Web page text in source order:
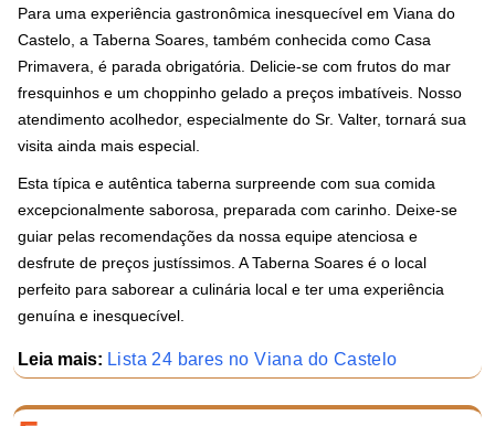
Para uma experiência gastronômica inesquecível em Viana do
Castelo, a Taberna Soares, também conhecida como Casa
Primavera, é parada obrigatória. Delicie-se com frutos do mar
fresquinhos e um choppinho gelado a preços imbatíveis. Nosso
atendimento acolhedor, especialmente do Sr. Valter, tornará sua
visita ainda mais especial.
Esta típica e autêntica taberna surpreende com sua comida
excepcionalmente saborosa, preparada com carinho. Deixe-se
guiar pelas recomendações da nossa equipe atenciosa e
desfrute de preços justíssimos. A Taberna Soares é o local
perfeito para saborear a culinária local e ter uma experiência
genuína e inesquecível.
Leia mais: Lista 24 bares no Viana do Castelo